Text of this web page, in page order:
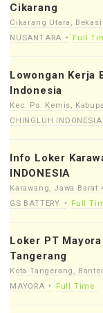
Cikarang
Cikarang Utara,
NUSANTARA
Full
Lowongan Kerja
Indonesia
Kec. Ps. Kemis,
CHINGLUH INDONESIA
Info Loker
INDONESIA
Karawang, Jawa Barat
GS BATTERY
Full
Loker PT
Tangerang
Kota Tangerang,
MAYORA
Full Time